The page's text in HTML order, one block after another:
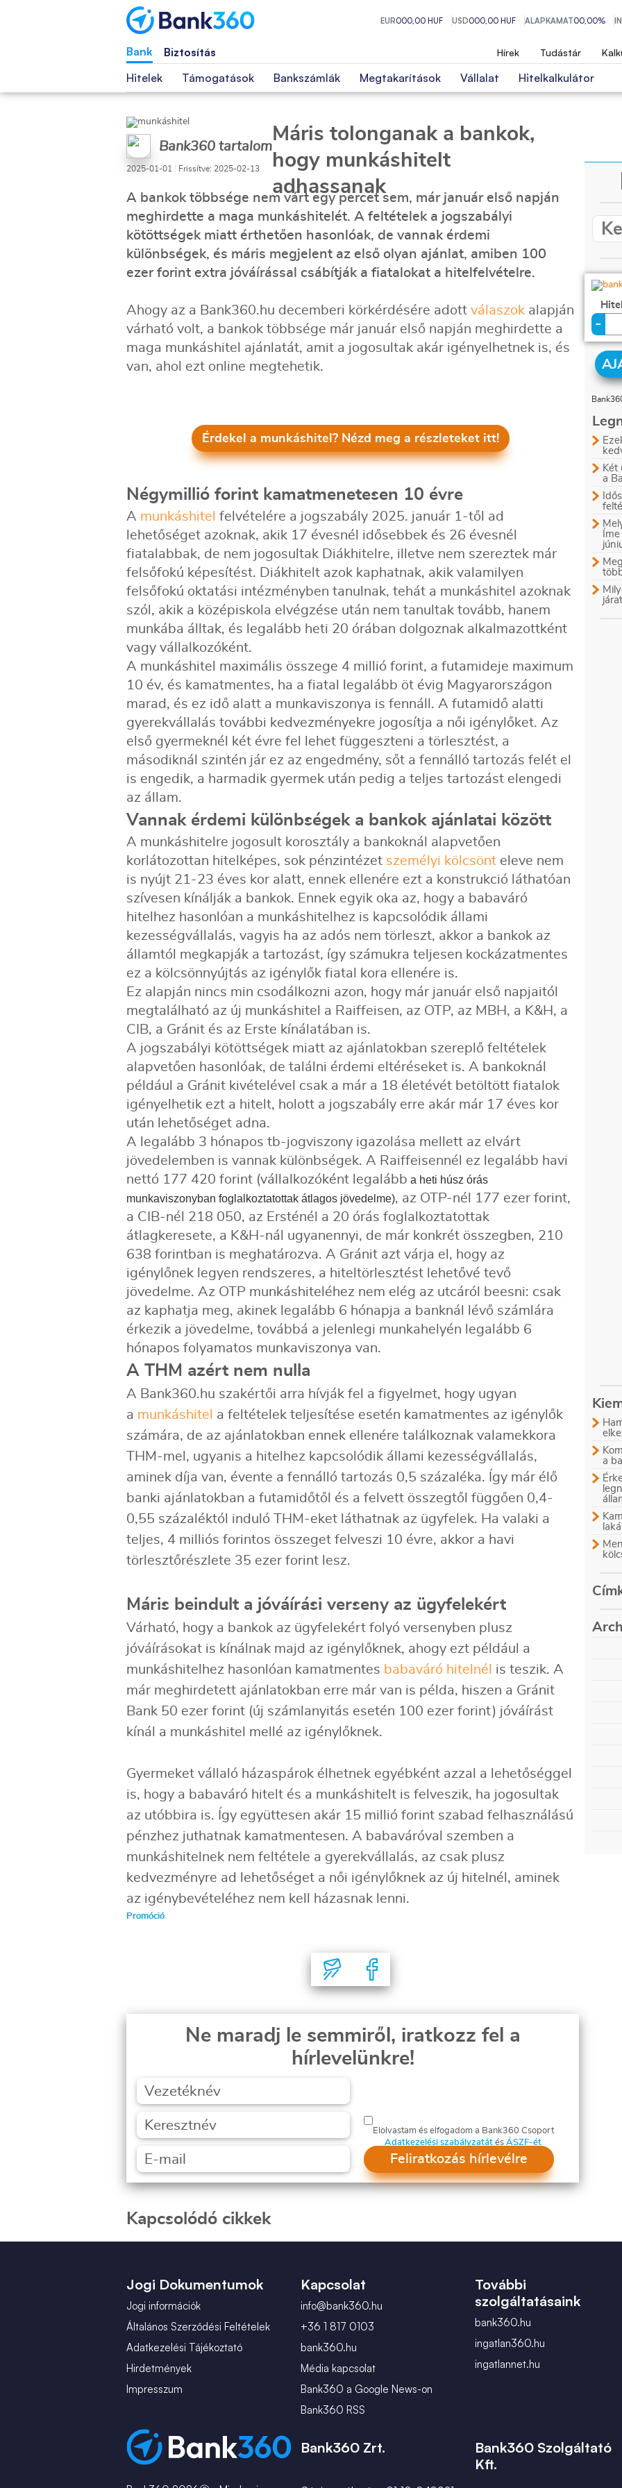
EUR000,00 HUF USD000,00 HUF ALAPKAMAT00,00%
Bank Biztosítás Hírek Tudástár
Hitelek
Támogatások Bankszámlák Megtakarítások Vállalat Hitelkalkulátor
Máris tolonganak a bankok,
hogy munkáshitelt
adhassanak
Bank360 tartalom
2025-01-01 Frissítve: 2025-02-13
A bankok többsége nem várt egy percet sem, már január első napján
meghirdette a maga munkáshitelét. A feltételek a jogszabályi
kötöttségek miatt érthetően hasonlóak, de vannak érdemi
különbségek, és máris megjelent az első olyan ajánlat, amiben 100
ezer forint extra jóváírással csábítják a fiatalokat a hitelfelvételre.
Ahogy az a Bank360.hu decemberi körkérdésére adott válaszok alapján
várható volt, a bankok többsége már január első napján meghirdette a
maga munkáshitel ajánlatát, amit a jogosultak akár igényelhetnek is, és
van, ahol ezt online megtehetik.
Érdekel a munkáshitel? Nézd meg a részleteket itt!
Négymillió forint kamatmenetesen 10 évre
A munkáshitel felvételére a jogszabály 2025. január 1-től ad
lehetőséget azoknak, akik 17 évesnél idősebbek és 26 évesnél
fiatalabbak, de nem jogosultak Diákhitelre, illetve nem szereztek már
felsőfokú képesítést. Diákhitelt azok kaphatnak, akik valamilyen
felsőfokú oktatási intézményben tanulnak, tehát a munkáshitel azoknak
szól, akik a középiskola elvégzése után nem tanultak tovább, hanem
munkába álltak, és legalább heti 20 órában dolgoznak alkalmazottként
vagy vállalkozóként.
A munkáshitel maximális összege 4 millió forint, a futamideje maximum
10 év, és kamatmentes, ha a fiatal legalább öt évig Magyarországon
marad, és ez idő alatt a munkaviszonya is fennáll. A futamidő alatti
gyerekvállalás további kedvezményekre jogosítja a női igénylőket. Az
első gyermeknél két évre fel lehet függeszteni a törlesztést, a
másodiknál szintén jár ez az engedmény, sőt a fennálló tartozás felét el
is engedik, a harmadik gyermek után pedig a teljes tartozást elengedi
az állam.
Vannak érdemi különbségek a bankok ajánlatai között
A munkáshitelre jogosult korosztály a bankoknál alapvetően
korlátozottan hitelképes, sok pénzintézet személyi kölcsönt eleve nem
is nyújt 21-23 éves kor alatt, ennek ellenére ezt a konstrukció láthatóan
szívesen kínálják a bankok. Ennek egyik oka az, hogy a babaváró
hitelhez hasonlóan a munkáshitelhez is kapcsolódik állami
kezességvállalás, vagyis ha az adós nem törleszt, akkor a bankok az
államtól megkapják a tartozást, így számukra teljesen kockázatmentes
ez a kölcsönnyújtás az igénylők fiatal kora ellenére is.
Ez alapján nincs min csodálkozni azon, hogy már január első napjaitól
megtalálható az új munkáshitel a Raiffeisen, az OTP, az MBH, a K&H, a
CIB, a Gránit és az Erste kínálatában is.
A jogszabályi kötöttségek miatt az ajánlatokban szereplő feltételek
alapvetően hasonlóak, de találni érdemi eltéréseket is. A bankoknál
például a Gránit kivételével csak a már a 18 életévét betöltött fiatalok
igényelhetik ezt a hitelt, holott a jogszabály erre akár már 17 éves kor
után lehetőséget adna.
A legalább 3 hónapos tb-jogviszony igazolása mellett az elvárt
jövedelemben is vannak különbségek. A Raiffeisennél ez legalább havi
nettó 177 420 forint (vállalkozóként legalább a heti húsz órás
munkaviszonyban foglalkoztatottak átlagos jövedelme), az OTP-nél 177 ezer forint,
a CIB-nél 218 050, az Ersténél a 20 órás foglalkoztatottak
átlagkeresete, a K&H-nál ugyanennyi, de már konkrét összegben, 210
638 forintban is meghatározva. A Gránit azt várja el, hogy az
igénylőnek legyen rendszeres, a hiteltörlesztést lehetővé tevő
jövedelme. Az OTP munkáshiteléhez nem elég az utcáról beesni: csak
az kaphatja meg, akinek legalább 6 hónapja a banknál lévő számlára
érkezik a jövedelme, továbbá a jelenlegi munkahelyén legalább 6
hónapos folyamatos munkaviszonya van.
A THM azért nem nulla
A Bank360.hu szakértői arra hívják fel a figyelmet, hogy ugyan
a munkáshitel a feltételek teljesítése esetén kamatmentes az igénylők
számára, de az ajánlatokban ennek ellenére találkoznak valamekkora
THM-mel, ugyanis a hitelhez kapcsolódik állami kezességvállalás,
aminek díja van, évente a fennálló tartozás 0,5 százaléka. Így már élő
banki ajánlatokban a futamidőtől és a felvett összegtől függően 0,4-
0,55 százaléktól induló THM-eket láthatnak az ügyfelek. Ha valaki a
teljes, 4 milliós forintos összeget felveszi 10 évre, akkor a havi
törlesztőrészlete 35 ezer forint lesz.
Máris beindult a jóváírási verseny az ügyfelekért
Várható, hogy a bankok az ügyfelekért folyó versenyben plusz
jóváírásokat is kínálnak majd az igénylőknek, ahogy ezt például a
munkáshitelhez hasonlóan kamatmentes babaváró hitelnél is teszik. A
már meghirdetett ajánlatokban erre már van is példa, hiszen a Gránit
Bank 50 ezer forint (új számlanyitás esetén 100 ezer forint) jóváírást
kínál a munkáshitel mellé az igénylőknek.
Gyermeket vállaló házaspárok élhetnek egyébként azzal a lehetőséggel
is, hogy a babaváró hitelt és a munkáshitelt is felveszik, ha jogosultak
az utóbbira is. Így együttesen akár 15 millió forint szabad felhasználású
pénzhez juthatnak kamatmentesen. A babaváróval szemben a
munkáshitelnek nem feltétele a gyerekvállalás, az csak plusz
kedvezményre ad lehetőséget a női igénylőknek az új hitelnél, aminek
az igénybevételéhez nem kell házasnak lenni.
Promóció
Ne maradj le semmiről, iratkozz fel a
hírlevelünkre!
Elolvastam és elfogadom a Bank360 Csoport
Adatkezelési szabályzatát és ÁSZF-ét
Feliratkozás hírlevélre
Kapcsolódó cikkek
-
Két
a
a
Jogi Dokumentumok
Jogi információk
Általános Szerződési Feltételek
Adatkezelési Tájékoztató
Hirdetmények
Impresszum
Kapcsolat
info@bank360.hu
+36 1 817 0103
bank360.hu
Média kapcsolat
Bank360 a Google News-on
Bank360 RSS
További
szolgáltatásaink
bank360.hu
ingatlan360.hu
ingatlannet.hu
Bank360 Zrt.
Bank360 Szolgáltató
Kft.